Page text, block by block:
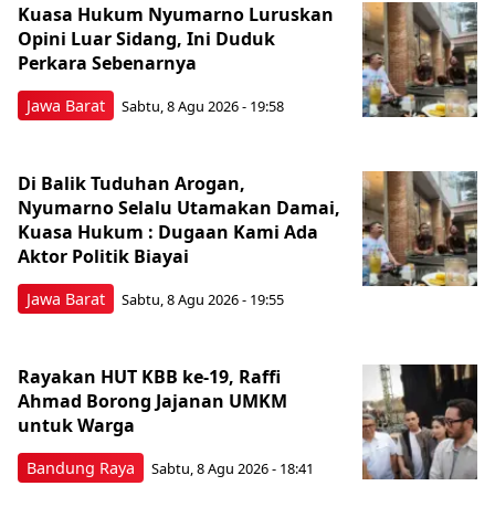
Jawa Barat
Kuasa Hukum Nyumarno Luruskan
Opini Luar Sidang, Ini Duduk
Perkara Sebenarnya ​
Sabtu, 8 Agu 2026 - 19:58
Jawa Barat
Di Balik Tuduhan Arogan,
Nyumarno Selalu Utamakan Damai,
Kuasa Hukum : Dugaan Kami Ada
Aktor Politik Biayai
Sabtu, 8 Agu 2026 - 19:55
Bandung Raya
Rayakan HUT KBB ke-19, Raffi
Ahmad Borong Jajanan UMKM
untuk Warga
Sabtu, 8 Agu 2026 - 18:41